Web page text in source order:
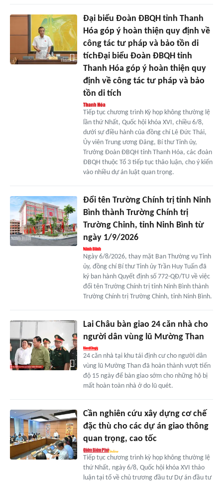
Đại biểu Đoàn ĐBQH tỉnh Thanh
Hóa góp ý hoàn thiện quy định về
công tác tư pháp và bảo tồn di
tíchĐại biểu Đoàn ĐBQH tỉnh
Thanh Hóa góp ý hoàn thiện quy
định về công tác tư pháp và bảo
tồn di tích
Tiếp tục chương trình Kỳ họp không thường lệ
lần thứ Nhất, Quốc hội khóa XVI, chiều 6/8,
dưới sự điều hành của đồng chí Lê Đức Thái,
Ủy viên Trung ương Đảng, Bí thư Tỉnh ủy,
Trưởng Đoàn ĐBQH tỉnh Thanh Hóa, các đoàn
ĐBQH thuộc Tổ 3 tiếp tục thảo luận, cho ý kiến
vào nhiều dự án luật quan trọng.
Đổi tên Trường Chính trị tỉnh Ninh
Bình thành Trường Chính trị
Trường Chinh, tỉnh Ninh Bình từ
ngày 1/9/2026
Ngày 6/8/2026, thay mặt Ban Thường vụ Tỉnh
ủy, đồng chí Bí thư Tỉnh ủy Trần Huy Tuấn đã
ký ban hành Quyết định số 772-QĐ/TU về việc
đổi tên Trường Chính trị tỉnh Ninh Bình thành
Trường Chính trị Trường Chinh, tỉnh Ninh Bình.
Lai Châu bàn giao 24 căn nhà cho
người dân vùng lũ Mường Than
24 căn nhà tại khu tái định cư cho người dân
vùng lũ Mường Than đã hoàn thành vượt tiến
độ 15 ngày để bàn giao sớm cho những hộ bị
mất hoàn toàn nhà ở do lũ quét.
Cần nghiên cứu xây dựng cơ chế
đặc thù cho các dự án giao thông
quan trọng, cao tốc
Tiếp tục chương trình kỳ họp không thường lệ
thứ Nhất, ngày 6/8, Quốc hội khóa XVI thảo
luận tại tổ về chủ trương đầu tư Dự án đầu tư